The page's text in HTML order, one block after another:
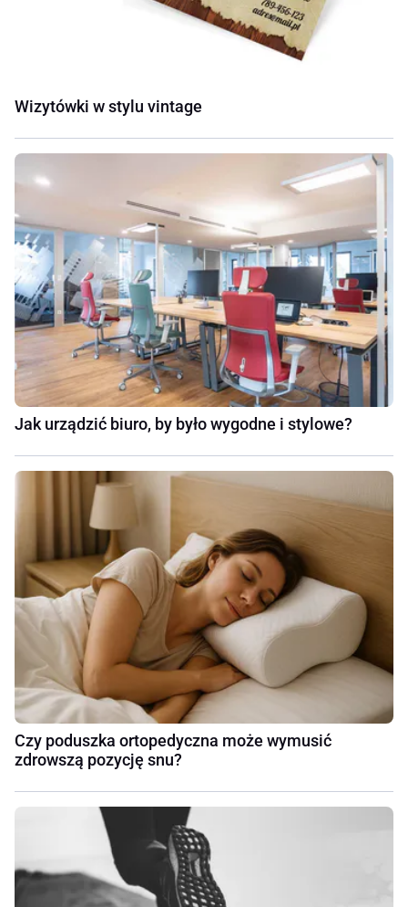
Wizytówki w stylu vintage
Jak urządzić biuro, by było wygodne i stylowe?
Czy poduszka ortopedyczna może wymusić
zdrowszą pozycję snu?